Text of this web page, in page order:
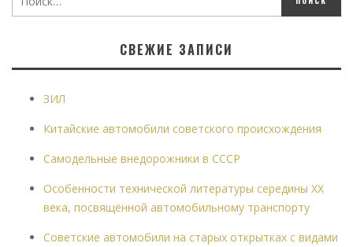
СВЕЖИЕ ЗАПИСИ
ЗИЛ
Китайские автомобили советского происхождения
Самодельные внедорожники в СССР
Особенности технической литературы середины XX
века, посвящённой автомобильному транспорту
Советские автомобили на старых открытках с видами